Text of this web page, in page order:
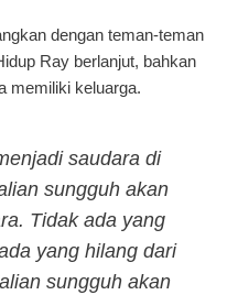
dengan teman-teman
Ray berlanjut, bahkan
memiliki keluarga.
saudara di
sungguh akan
Tidak ada yang
yang hilang dari
sungguh akan